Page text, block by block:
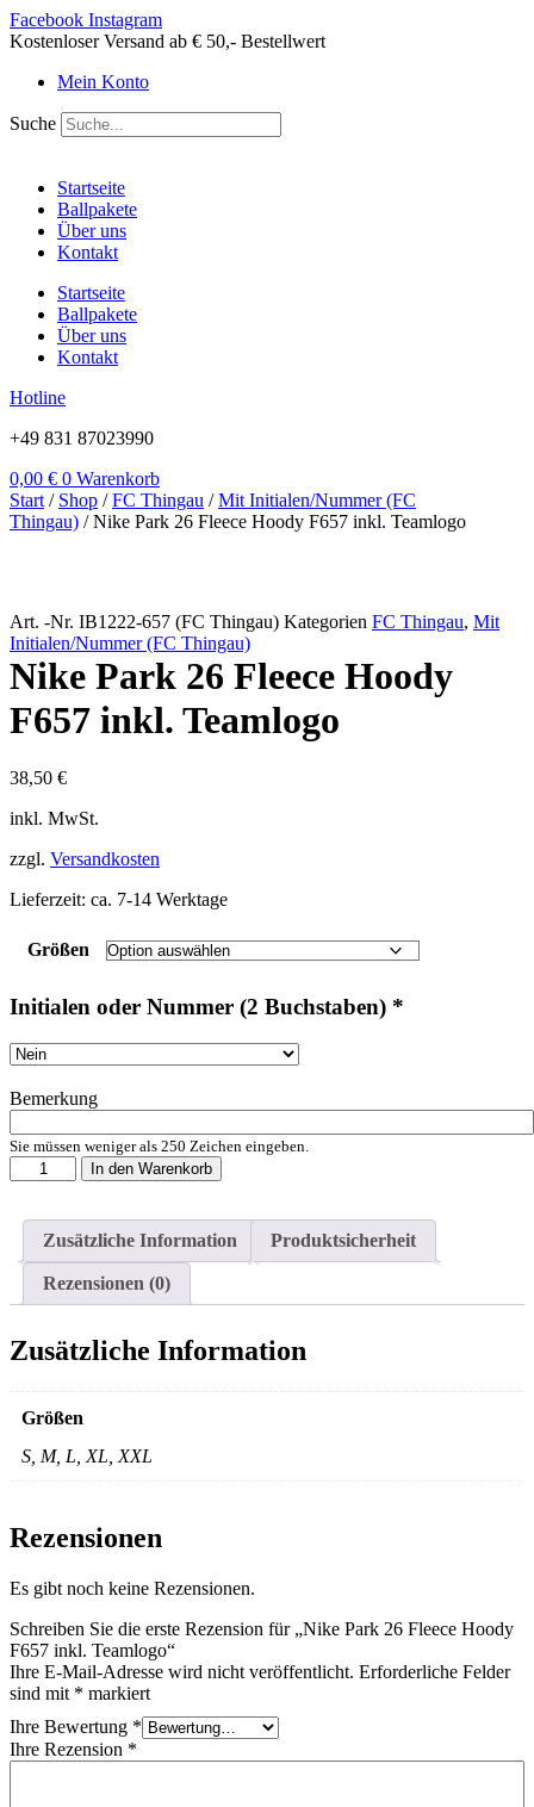
Zum
Inhalt
Facebook Instagram
Kostenloser Versand ab € 50,- Bestellwert
Mein Konto
Suche
Startseite
Ballpakete
Über uns
Kontakt
Startseite
Ballpakete
Über uns
Kontakt
Hotline
+49 831 87023990
0,00 € 0 Warenkorb
Start / Shop /FC Thingau /Mit Initialen/Nummer (FC
Thingau) / Nike Park 26 Fleece Hoody F657 inkl. Teamlogo
Art. -Nr. IB1222-657 (FC Thingau) Kategorien FC Thingau, Mit
Initialen/Nummer (FC Thingau)
Nike Park 26 Fleece Hoody
F657 inkl. Teamlogo
38,50 €
inkl. MwSt.
zzgl. Versandkosten
Lieferzeit: ca. 7-14 Werktage
Größen
Initialen oder Nummer (2 Buchstaben) *
Bemerkung
Sie müssen weniger als 250 Zeichen eingeben.
Nike
Park
Fleece
Hoody
F657
Menge
In den Warenkorb
Zusätzliche Information Produktsicherheit
Rezensionen (0)
Zusätzliche Information
Größen
S, M, L, XL, XXL
Rezensionen
Es gibt noch keine Rezensionen.
Schreiben Sie die erste Rezension für „Nike Park 26 Fleece Hoody
F657 inkl. Teamlogo“
Ihre E-Mail-Adresse wird nicht veröffentlicht. Erforderliche Felder
sind mit * markiert
Ihre Bewertung *
Ihre Rezension *